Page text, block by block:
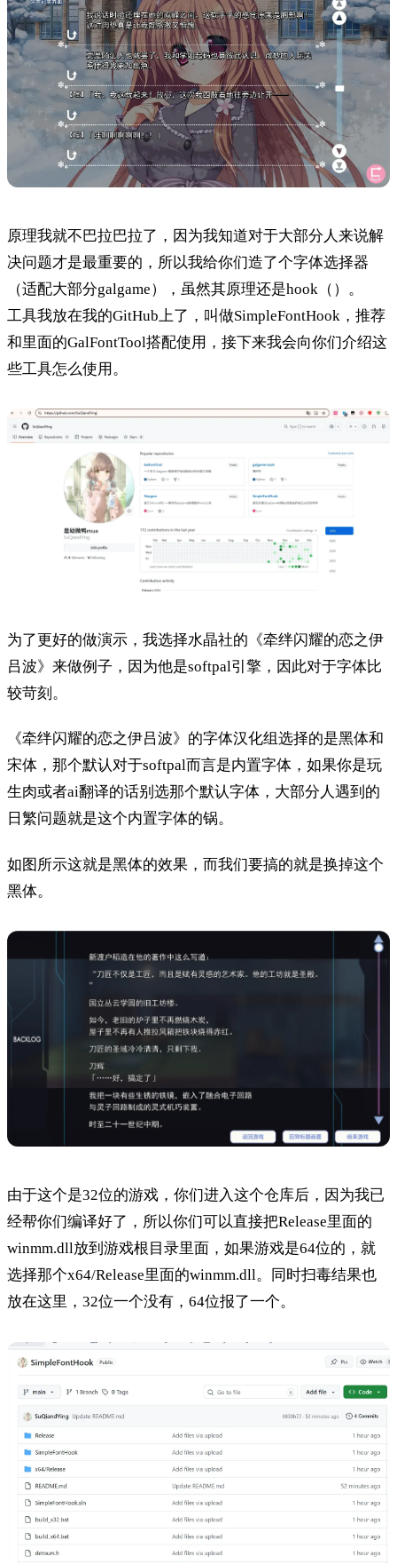
原理我就不巴拉巴拉了，因为我知道对于大部分人来说解
决问题才是最重要的，所以我给你们造了个字体选择器
（适配大部分galgame），虽然其原理还是hook（）。
工具我放在我的GitHub上了，叫做SimpleFontHook，推荐
和里面的GalFontTool搭配使用，接下来我会向你们介绍这
些工具怎么使用。
为了更好的做演示，我选择水晶社的《牵绊闪耀的恋之伊
吕波》来做例子，因为他是softpal引擎，因此对于字体比
较苛刻。
《牵绊闪耀的恋之伊吕波》的字体汉化组选择的是黑体和
宋体，那个默认对于softpal而言是内置字体，如果你是玩
生肉或者ai翻译的话别选那个默认字体，大部分人遇到的
日繁问题就是这个内置字体的锅。
如图所示这就是黑体的效果，而我们要搞的就是换掉这个
黑体。
由于这个是32位的游戏，你们进入这个仓库后，因为我已
经帮你们编译好了，所以你们可以直接把Release里面的
winmm.dll放到游戏根目录里面，如果游戏是64位的，就
选择那个x64/Release里面的winmm.dll。同时扫毒结果也
放在这里，32位一个没有，64位报了一个。